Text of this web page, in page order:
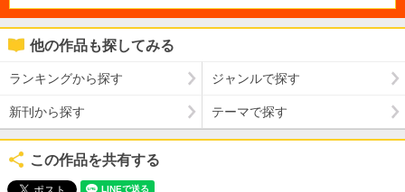
他の作品も探してみる
ランキングから探す ジャンルで探す
新刊から探す テーマで探す
この作品を共有する